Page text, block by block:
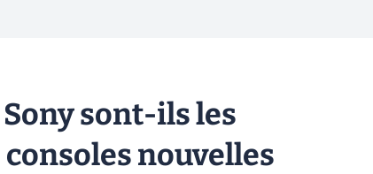
sont-ils les
nouvelles